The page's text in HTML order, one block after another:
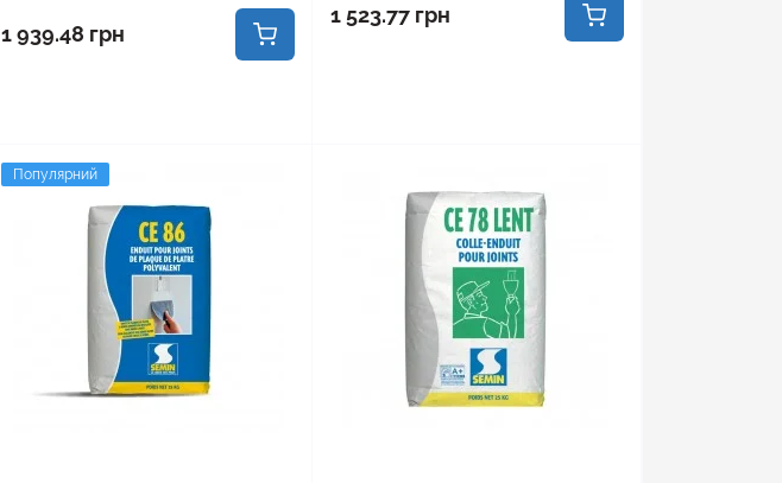
1 939.48 грн
1 523.77 грн
Популярний